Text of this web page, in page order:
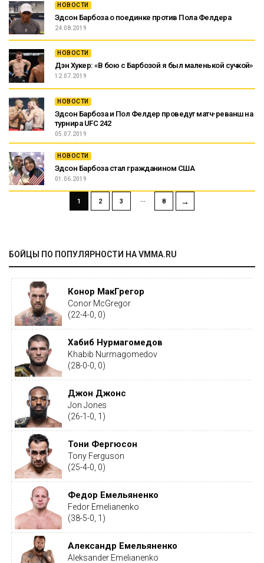
НОВОСТИ
Эдсон Барбоза о поединке против Пола Фелдера
24.08.2019
НОВОСТИ
Дэн Хукер: «В бою с Барбозой я был маленькой сучкой»
12.07.2019
НОВОСТИ
Эдсон Барбоза и Пол Фелдер проведут матч-реванш на
турнира UFC 242
05.07.2019
НОВОСТИ
Эдсон Барбоза стал гражданином США
01.06.2019
1 2 3 … 8 →
БОЙЦЫ ПО ПОПУЛЯРНОСТИ НА VMMA.RU
Конор МакГрегор
Conor McGregor
(22-4-0, 0)
Хабиб Нурмагомедов
Khabib Nurmagomedov
(28-0-0, 0)
Джон Джонс
Jon Jones
(26-1-0, 1)
Тони Фергюсон
Tony Ferguson
(25-4-0, 0)
Федор Емельяненко
Fedor Emelianenko
(38-5-0, 1)
Александр Емельяненко
Aleksander Emelianenko